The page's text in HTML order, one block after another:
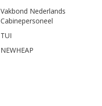
Vakbond Nederlands
Cabinepersoneel
TUI
NEWHEAP